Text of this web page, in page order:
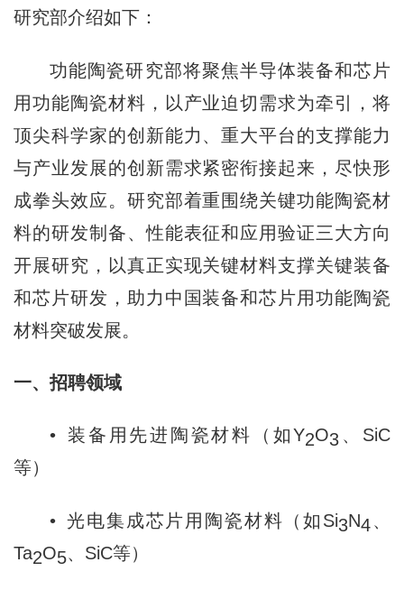
研究部介绍如下：
功能陶瓷研究部将聚焦半导体装备和芯片
用功能陶瓷材料，以产业迫切需求为牵引，将
顶尖科学家的创新能力、重大平台的支撑能力
与产业发展的创新需求紧密衔接起来，尽快形
成拳头效应。研究部着重围绕关键功能陶瓷材
料的研发制备、性能表征和应用验证三大方向
开展研究，以真正实现关键材料支撑关键装备
和芯片研发，助力中国装备和芯片用功能陶瓷
材料突破发展。
一、招聘领域
• 装备用先进陶瓷材料（如Y2O3 、SiC
等）
• 光电集成芯片用陶瓷材料（如Si3N4、
Ta2O5、SiC等）